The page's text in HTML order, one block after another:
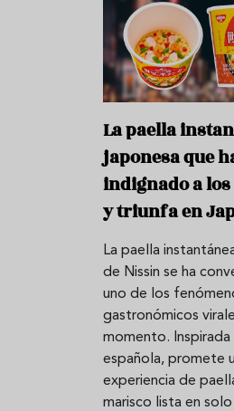
La paella
japonesa que
indignado a
y triunfa en
La paella
de Nissin se ha
uno de los
gastronómicos
momento. Inspirada
española, promete
experiencia de
marisco lista en
Aceitunas: el
del verano